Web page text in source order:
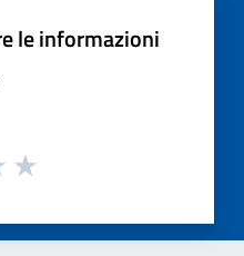
le informazioni